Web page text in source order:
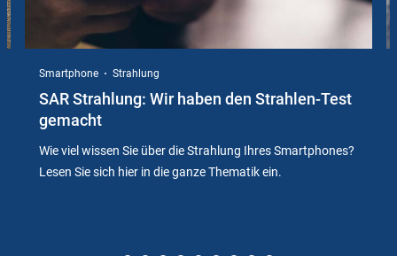
Smartphone Strahlung
SAR Strahlung: Wir haben den Strahlen-Test
gemacht
Wie viel wissen Sie über die Strahlung Ihres Smartphones?
Lesen Sie sich hier in die ganze Thematik ein.